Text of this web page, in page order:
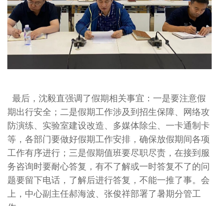
最后，沈毅直强调了假期相关事宜：一是要注意假
期出行安全；二是假期工作涉及到招生保障、网络攻
防演练、实验室建设改造、多媒体除尘、一卡通制卡
等，各部门要做好假期工作安排，确保放假期间各项
工作有序进行；三是假期值班要尽职尽责，在接到服
务咨询时要耐心答复，有不了解或一时答复不了的问
题要留下电话，了解后进行答复，不能一推了事。会
上，中心副主任郝海波、张俊祥部署了暑期分管工